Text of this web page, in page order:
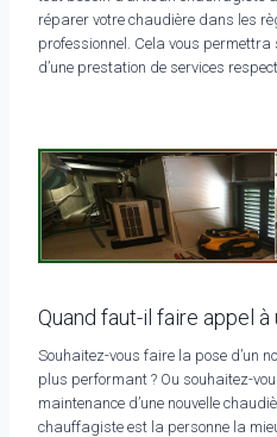
réparer votre chaudière dans les
professionnel. Cela vous
d’une prestation de services
Quand faut-il faire appel
Souhaitez-vous faire la pose d’un
plus performant ? Ou souhaitez-
maintenance d’une nouvelle
chauffagiste est la personne la